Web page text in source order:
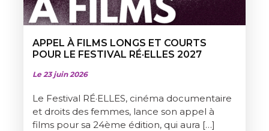
APPEL À FILMS LONGS ET COURTS
POUR LE FESTIVAL RÉ·ELLES 2027
Le 23 juin 2026
Le Festival RÉ·ELLES, cinéma documentaire
et droits des femmes, lance son appel à
films pour sa 24ème édition, qui aura […]